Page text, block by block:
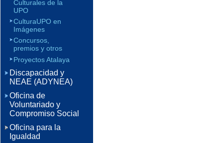
Culturales de la
UPO
CulturaUPO en
Imágenes
Concursos,
premios y otros
Proyectos Atalaya
Discapacidad y
NEAE (ADYNEA)
Oficina de
Voluntariado y
Compromiso Social
Oficina para la
Igualdad